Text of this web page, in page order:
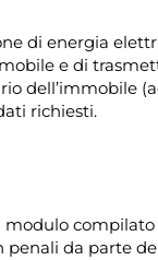
di energia
e di
dell’immobile
richiesti.
da parte